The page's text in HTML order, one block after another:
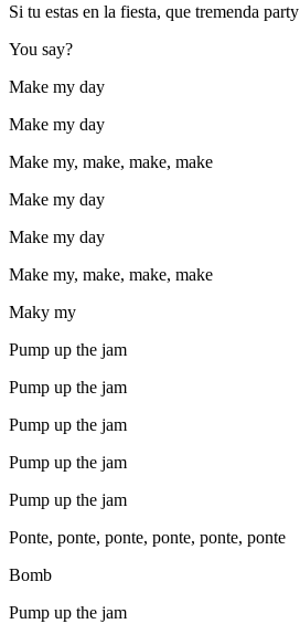
Si tu estas en la fiesta, que tremenda party
You say?
Make my day
Make my day
Make my, make, make, make
Make my day
Make my day
Make my, make, make, make
Maky my
Pump up the jam
Pump up the jam
Pump up the jam
Pump up the jam
Pump up the jam
Ponte, ponte, ponte, ponte, ponte, ponte
Bomb
Pump up the jam